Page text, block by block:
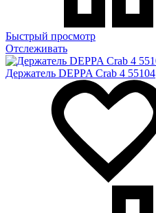
Быстрый просмотр
Отслеживать
Держатель DEPPA Crab 4 55104